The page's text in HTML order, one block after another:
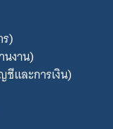
)
งาน)
และการเงิน)